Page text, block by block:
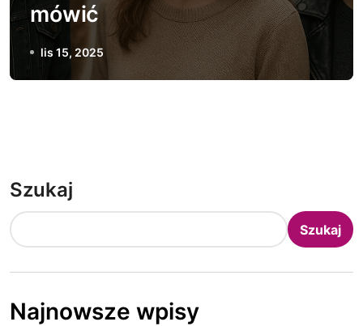
mówić
lis 15, 2025
Szukaj
Szukaj
Najnowsze wpisy